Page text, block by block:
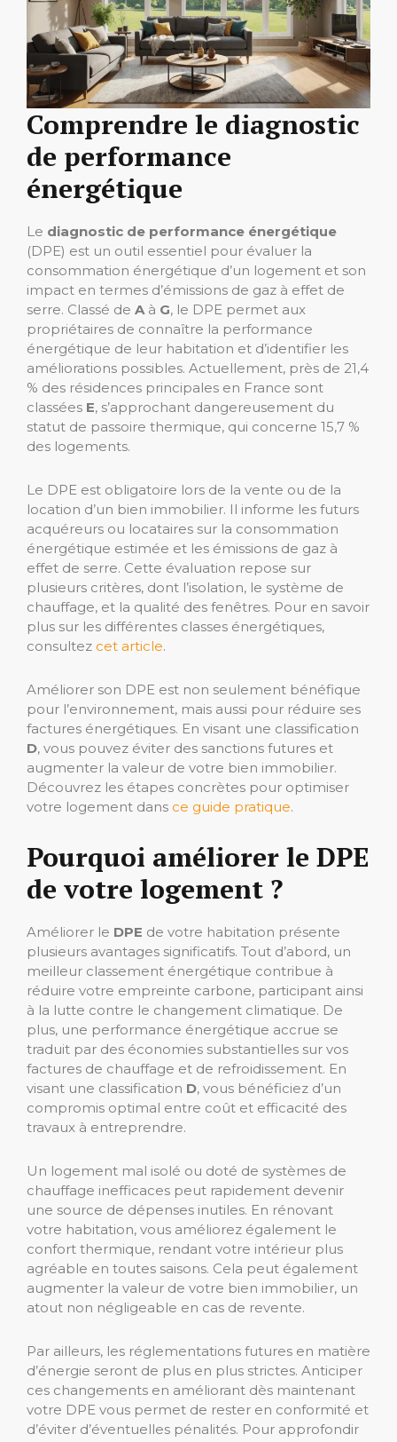
Comprendre le diagnostic
de performance
énergétique
Le diagnostic de performance énergétique
(DPE) est un outil essentiel pour évaluer la
consommation énergétique d’un logement et son
impact en termes d’émissions de gaz à effet de
serre. Classé de Aà G, le DPE permet aux
propriétaires de connaître la performance
énergétique de leur habitation et d’identifier les
améliorations possibles. Actuellement, près de 21,4
% des résidences principales en France sont
classées E, s’approchant dangereusement du
statut de passoire thermique, qui concerne 15,7 %
des logements.
Le DPE est obligatoire lors de la vente ou de la
location d’un bien immobilier. Il informe les futurs
acquéreurs ou locataires sur la consommation
énergétique estimée et les émissions de gaz à
effet de serre. Cette évaluation repose sur
plusieurs critères, dont l’isolation, le système de
chauffage, et la qualité des fenêtres. Pour en savoir
plus sur les différentes classes énergétiques,
consultez cet article.
Améliorer son DPE est non seulement bénéfique
pour l’environnement, mais aussi pour réduire ses
factures énergétiques. En visant une classification
D, vous pouvez éviter des sanctions futures et
augmenter la valeur de votre bien immobilier.
Découvrez les étapes concrètes pour optimiser
votre logement dans ce guide pratique.
Pourquoi améliorer le DPE
de votre logement ?
Améliorer le DPE de votre habitation présente
plusieurs avantages significatifs. Tout d’abord, un
meilleur classement énergétique contribue à
réduire votre empreinte carbone, participant ainsi
à la lutte contre le changement climatique. De
plus, une performance énergétique accrue se
traduit par des économies substantielles sur vos
factures de chauffage et de refroidissement. En
visant une classification D, vous bénéficiez d’un
compromis optimal entre coût et efficacité des
travaux à entreprendre.
Un logement mal isolé ou doté de systèmes de
chauffage inefficaces peut rapidement devenir
une source de dépenses inutiles. En rénovant
votre habitation, vous améliorez également le
confort thermique, rendant votre intérieur plus
agréable en toutes saisons. Cela peut également
augmenter la valeur de votre bien immobilier, un
atout non négligeable en cas de revente.
Par ailleurs, les réglementations futures en matière
d’énergie seront de plus en plus strictes. Anticiper
ces changements en améliorant dès maintenant
votre DPE vous permet de rester en conformité et
d’éviter d’éventuelles pénalités. Pour approfondir